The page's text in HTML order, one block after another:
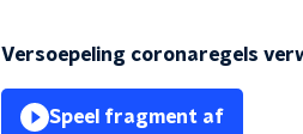
Versoepeling coronaregels
Speel fragment af